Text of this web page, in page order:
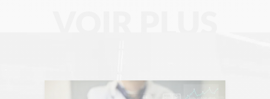
Gravity Microsoft 365